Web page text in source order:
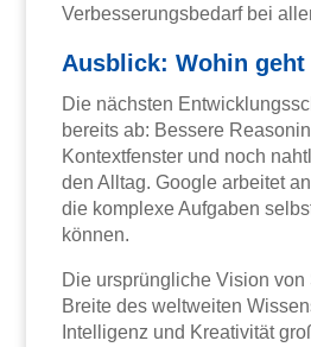
Verbesserungsbedarf bei
Ausblick: Wohin geht
Die nächsten
bereits ab: Bessere
Kontextfenster und noch
den Alltag. Google arbeitet
die komplexe Aufgaben
können.
Die ursprüngliche Vision von
Breite des weltweiten
Intelligenz und Kreativität